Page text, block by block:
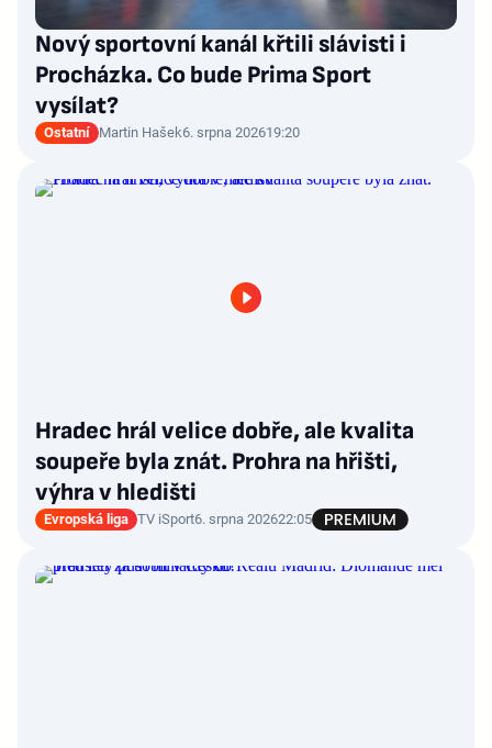
Nový sportovní kanál křtili slávisti i
Procházka. Co bude Prima Sport
vysílat?
Ostatní Martin Hašek6. srpna 202619:20
Hradec hrál velice dobře, ale kvalita
soupeře byla znát. Prohra na hřišti,
výhra v hledišti
Evropská liga TV iSport6. srpna 202622:05